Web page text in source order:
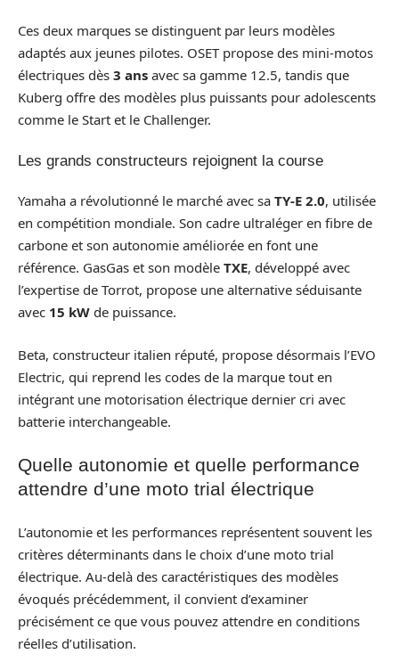
Ces deux marques se distinguent par leurs modèles
adaptés aux jeunes pilotes. OSET propose des mini-motos
électriques dès 3 ans avec sa gamme 12.5, tandis que
Kuberg offre des modèles plus puissants pour adolescents
comme le Start et le Challenger.
Les grands constructeurs rejoignent la course
Yamaha a révolutionné le marché avec sa TY-E 2.0, utilisée
en compétition mondiale. Son cadre ultraléger en fibre de
carbone et son autonomie améliorée en font une
référence. GasGas et son modèle TXE, développé avec
l’expertise de Torrot, propose une alternative séduisante
avec 15 kW de puissance.
Beta, constructeur italien réputé, propose désormais l’EVO
Electric, qui reprend les codes de la marque tout en
intégrant une motorisation électrique dernier cri avec
batterie interchangeable.
Quelle autonomie et quelle performance
attendre d’une moto trial électrique
L’autonomie et les performances représentent souvent les
critères déterminants dans le choix d’une moto trial
électrique. Au-delà des caractéristiques des modèles
évoqués précédemment, il convient d’examiner
précisément ce que vous pouvez attendre en conditions
réelles d’utilisation.